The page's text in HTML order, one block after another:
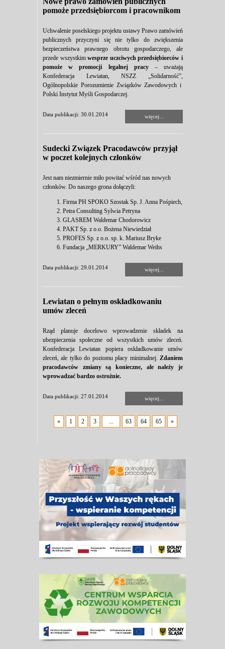
pomoże przedsiębiorcom i pracownikom
Uchwalenie poselskiego projektu ustawy Prawo zamówień
publicznych przyczyni się nie tylko do zwiększenia
bezpieczeństwa prawnego obrotu gospodarczego, ale
przede wszystkimwesprze uczciwych przedsiębiorców i
pomoże w promocji legalnej pracy– uważają
Konfederacja Lewiatan, NSZZ „Solidarność”,
Ogólnopolskie Porozumienie Związków Zawodowych i
Polski Instytut Myśli Gospodarczej.
Data publikacji: 30.01.2014 więcej...
Sudecki Związek Pracodawców przyjął
w poczet kolejnych członków
Jest nam niezmiernie miło powitać wśród nas nowych
członków. Do naszego grona dołączyli:
Firma PH SPOKO Szostak Sp. J. Anna Pośpiech,
Petra Consulting Sylwia Petryna
GLASREM Waldemar Chodorowicz
PAKT Sp. z o.o. Bożena Niewiedział
PROFES Sp. z o.o. sp. k. Mariusz Bryke
Fundacja „MERKURY” Waldemar Weihs
Data publikacji: 29.01.2014 więcej...
Lewiatan o pełnym oskładkowaniu
umów zleceń
Rząd planuje docelowo wprowadzenie składek na
ubezpieczenia społeczne od wszystkich umów zleceń.
Konfederacja Lewiatan popiera oskładkowanie umów
zleceń, ale tylko do poziomu płacy minimalnej. Zdaniem
pracodawców zmiany są konieczne, ale należy je
wprowadzać bardzo ostrożnie.
Data publikacji: 27.01.2014 więcej...
« 1 2 3 ... 63 64 65 »